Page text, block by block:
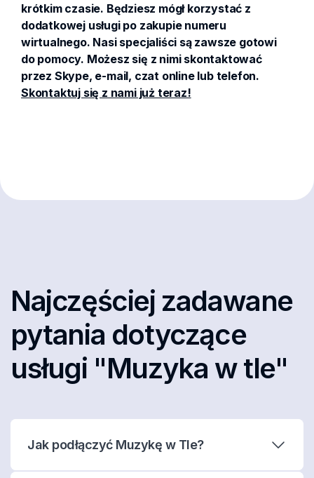
krótkim czasie. Będziesz mógł korzystać z
dodatkowej usługi po zakupie numeru
wirtualnego. Nasi specjaliści są zawsze gotowi
do pomocy. Możesz się z nimi skontaktować
przez Skype, e-mail, czat online lub telefon.
Skontaktuj się z nami już teraz!
Najczęściej zadawane
pytania dotyczące
usługi "Muzyka w tle"
Jak podłączyć Muzykę w Tle?